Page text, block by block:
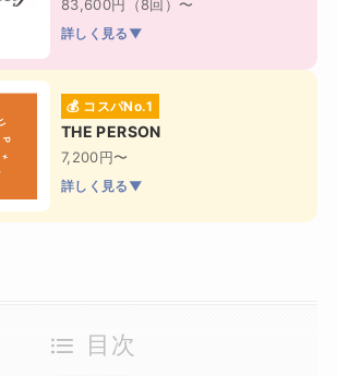
83,600円（8回）〜
詳しく見る▼
💰 コスパNo.1
THE PERSON
7,200円〜
詳しく見る▼
目次